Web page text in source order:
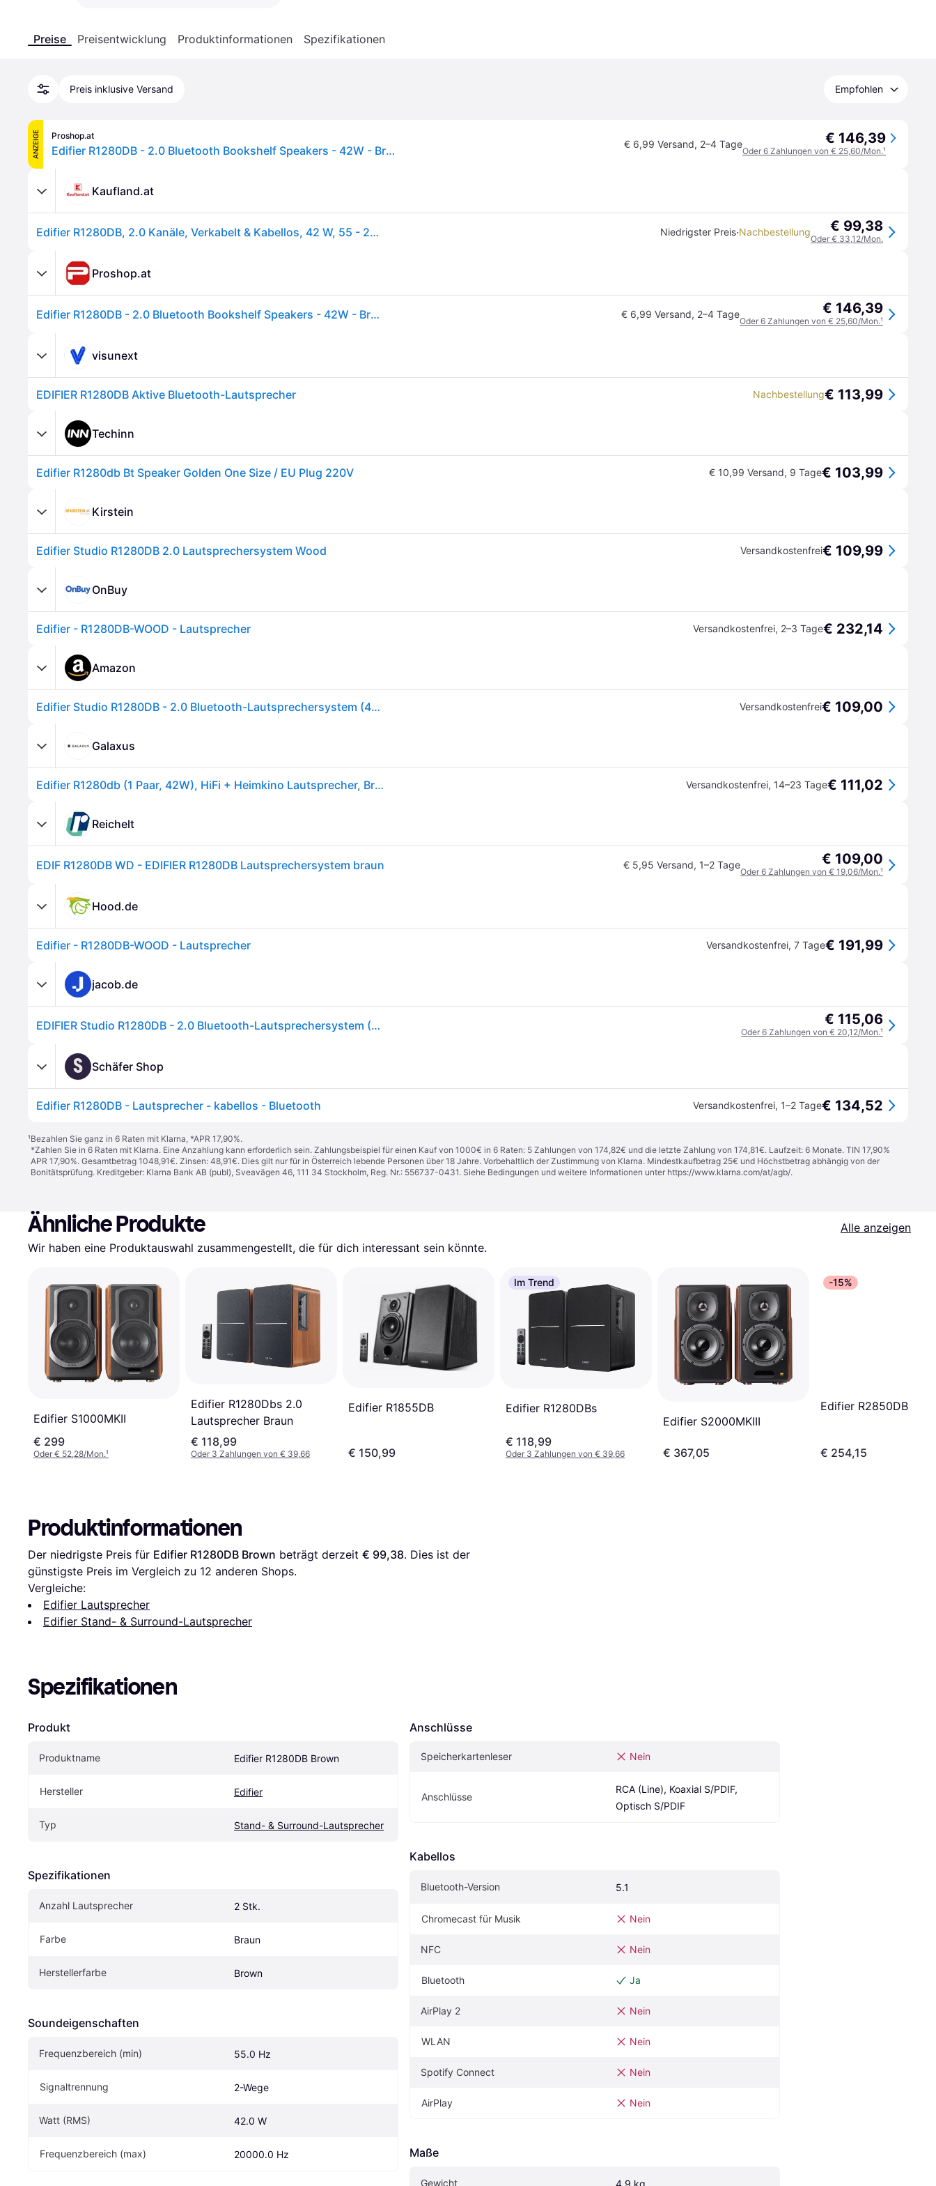
Preise Preisentwicklung Produktinformationen Spezifikationen
Preis inklusive Versand Empfohlen
ANZEIGE Proshop.at
Edifier R1280DB - 2.0 Bluetooth Bookshelf Speakers - 42W - Brown € 6,99 Versand, 2–4 Tage € 146,39
Oder 6 Zahlungen von € 25,60/Mon.¹
Kaufland.at
Edifier R1280DB, 2.0 Kanäle, Verkabelt & Kabellos, 42 W, 55 - 20000 Hz, Braun Niedrigster Preis·Nachbestellung € 99,38
Oder € 33,12/Mon.
Proshop.at
Edifier R1280DB - 2.0 Bluetooth Bookshelf Speakers - 42W - Brown € 6,99 Versand, 2–4 Tage € 146,39
Oder 6 Zahlungen von € 25,60/Mon.¹
visunext
EDIFIER R1280DB Aktive Bluetooth-Lautsprecher Nachbestellung€ 113,99
Techinn
Edifier R1280db Bt Speaker Golden One Size / EU Plug 220V € 10,99 Versand, 9 Tage€ 103,99
Kirstein
Edifier Studio R1280DB 2.0 Lautsprechersystem Wood Versandkostenfrei€ 109,99
OnBuy
Edifier - R1280DB-WOOD - Lautsprecher Versandkostenfrei, 2–3 Tage€ 232,14
Amazon
Edifier Studio R1280DB - 2.0 Bluetooth-Lautsprechersystem (42 Watt), Regallautsprecher mit Infrarot-Fernbedienung in Holzfarbe Versandkostenfrei€ 109,00
Galaxus
Edifier R1280db (1 Paar, 42W), HiFi + Heimkino Lautsprecher, Braun Versandkostenfrei, 14–23 Tage€ 111,02
Reichelt
EDIF R1280DB WD - EDIFIER R1280DB Lautsprechersystem braun € 5,95 Versand, 1–2 Tage € 109,00
Oder 6 Zahlungen von € 19,06/Mon.¹
Hood.de
Edifier - R1280DB-WOOD - Lautsprecher Versandkostenfrei, 7 Tage€ 191,99
jacob.de
EDIFIER Studio R1280DB - 2.0 Bluetooth-Lautsprechersystem (42 Watt) mit Infrarot-Fernbedienung - perfekt für TV, PC, Notebook, Tablet, Smartphone etc. (R1280DB) € 115,06
Oder 6 Zahlungen von € 20,12/Mon.¹
S Schäfer Shop
Edifier R1280DB - Lautsprecher - kabellos - Bluetooth Versandkostenfrei, 1–2 Tage€ 134,52
¹Bezahlen Sie ganz in 6 Raten mit Klarna, *APR 17,90%.
*Zahlen Sie in 6 Raten mit Klarna. Eine Anzahlung kann erforderlich sein. Zahlungsbeispiel für einen Kauf von 1000€ in 6 Raten: 5 Zahlungen von 174,82€ und die letzte Zahlung von 174,81€. Laufzeit: 6 Monate. TIN 17,90%
APR 17,90%. Gesamtbetrag 1048,91€. Zinsen: 48,91€. Dies gilt nur für in Österreich lebende Personen über 18 Jahre. Vorbehaltlich der Zustimmung von Klarna. Mindestkaufbetrag 25€ und Höchstbetrag abhängig von der
Bonitätsprüfung. Kreditgeber: Klarna Bank AB (publ), Sveavägen 46, 111 34 Stockholm, Reg. Nr.: 556737-0431. Siehe Bedingungen und weitere Informationen unter https://www.klarna.com/at/agb/.
Ähnliche Produkte
Alle anzeigen
Wir haben eine Produktauswahl zusammengestellt, die für dich interessant sein könnte.
Edifier S1000MKII
€ 299
Oder € 52,28/Mon.¹
Edifier R1280Dbs 2.0
Lautsprecher Braun
€ 118,99
Oder 3 Zahlungen von € 39,66
Edifier R1855DB
€ 150,99
Im Trend
Edifier R1280DBs
€ 118,99
Oder 3 Zahlungen von € 39,66
Edifier S2000MKIII
€ 367,05
-15%
Edifier R2850DB
€ 254,15
Produktinformationen
Der niedrigste Preis für Edifier R1280DB Brown beträgt derzeit € 99,38. Dies ist der
günstigste Preis im Vergleich zu 12 anderen Shops.
Vergleiche:
Edifier Lautsprecher
Edifier Stand- & Surround-Lautsprecher
Spezifikationen
Produkt
Produktname Edifier R1280DB Brown
Hersteller Edifier
Typ Stand- & Surround-Lautsprecher
Spezifikationen
Anzahl Lautsprecher 2 Stk.
Farbe Braun
Herstellerfarbe Brown
Soundeigen­schaften
Frequenzbereich (min) 55.0 Hz
Signaltrennung 2-Wege
Watt (RMS) 42.0 W
Frequenzbereich (max) 20000.0 Hz
Anschlüsse
Speicherkartenleser Nein
Anschlüsse
RCA (Line), Koaxial S/PDIF,
Optisch S/PDIF
Kabellos
Bluetooth-Version 5.1
Chromecast für Musik Nein
NFC Nein
Bluetooth Ja
AirPlay 2 Nein
WLAN Nein
Spotify Connect Nein
AirPlay Nein
Maße
Gewicht